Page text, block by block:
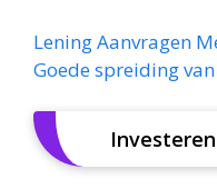
Lening Aanvragen
Goede spreiding